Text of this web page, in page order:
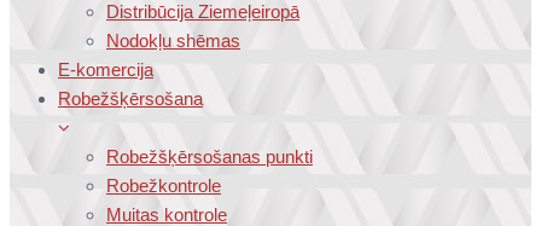
Distribūcija Ziemeļeiropā
Nodokļu shēmas
E-komercija
Robežšķērsošana
Robežšķērsošanas punkti
Robežkontrole
Muitas kontrole